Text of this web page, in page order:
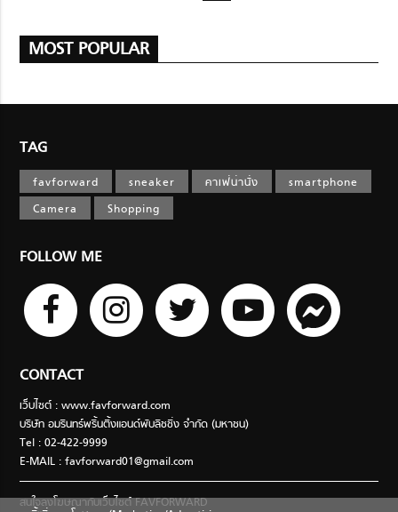
MOST POPULAR
TAG
favforward sneaker คาเฟ่น่านั่ง
smartphone
Camera
Shopping
FOLLOW ME
CONTACT
เว็บไซต์ : www.favforward.com
บริษัท อมรินทร์พริ้นติ้งแอนด์พับลิชชิ่ง จำกัด (มหาชน)
Tel : 02-422-9999
E-MAIL :favforward01@gmail.com
สนใจลงโฆษณากับเว็บไซต์ FAVFORWARD